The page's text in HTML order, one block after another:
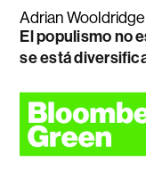
Adrian Wooldridge
El populismo no
se está